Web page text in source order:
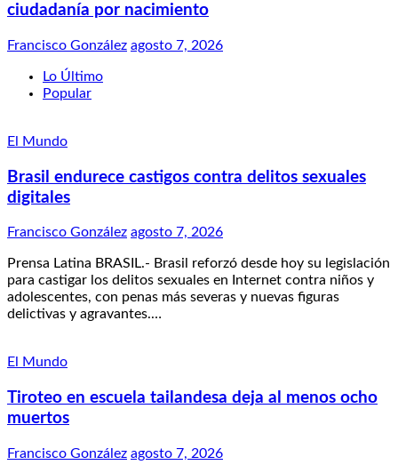
ciudadanía por nacimiento
Francisco González agosto 7, 2026
Lo Último
Popular
El Mundo
Brasil endurece castigos contra delitos sexuales
digitales
Francisco González agosto 7, 2026
Prensa Latina BRASIL.- Brasil reforzó desde hoy su legislación
para castigar los delitos sexuales en Internet contra niños y
adolescentes, con penas más severas y nuevas figuras
delictivas y agravantes.…
El Mundo
Tiroteo en escuela tailandesa deja al menos ocho
muertos
Francisco González agosto 7, 2026